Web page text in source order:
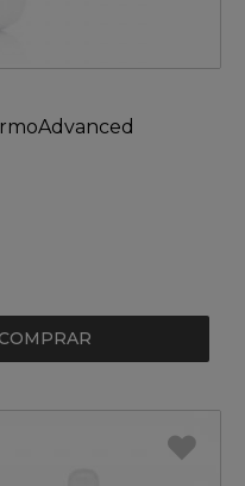
COMPRAR